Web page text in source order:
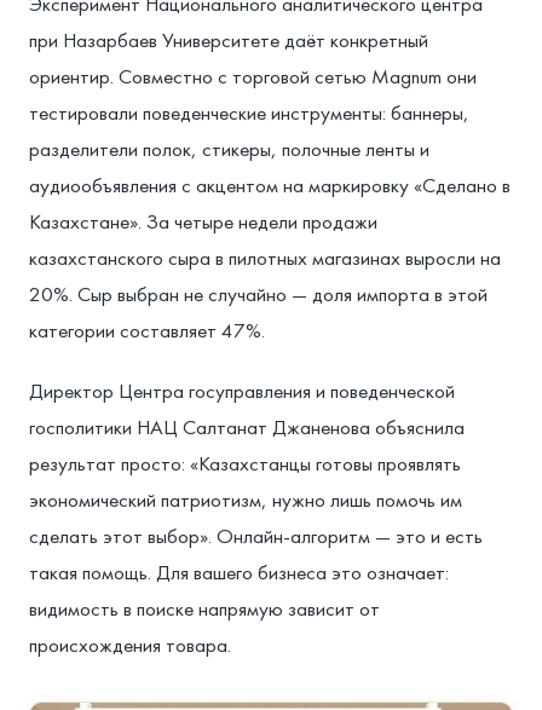
при Назарбаев Университете даёт конкретный
ориентир. Совместно с торговой сетью Magnum они
тестировали поведенческие инструменты: баннеры,
разделители полок, стикеры, полочные ленты и
аудиообъявления с акцентом на маркировку «Сделано в
Казахстане». За четыре недели продажи
казахстанского сыра в пилотных магазинах выросли на
20%. Сыр выбран не случайно — доля импорта в этой
категории составляет 47%.
Директор Центра госуправления и поведенческой
госполитики НАЦ Салтанат Джаненова объяснила
результат просто: «Казахстанцы готовы проявлять
экономический патриотизм, нужно лишь помочь им
сделать этот выбор». Онлайн-алгоритм — это и есть
такая помощь. Для вашего бизнеса это означает:
видимость в поиске напрямую зависит от
происхождения товара.